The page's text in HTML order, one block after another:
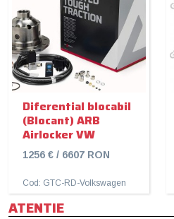
Diferential blocabil
(Blocant) ARB
Airlocker VW
1256 € / 6607 RON
Cod: GTC-RD-Volkswagen
ATENTIE